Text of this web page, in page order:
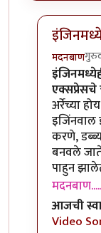
मदनबाण
In reply
एक्सप्रेसचे
अर्रेच्या
इजिंनवाल
करणे,
बनवले
पाहुन
मदनबाण.....
आजची
Video